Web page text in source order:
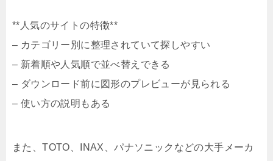
**人気のサイトの特徴**
– カテゴリー別に整理されていて探しやすい
– 新着順や人気順で並べ替えできる
– ダウンロード前に図形のプレビューが見られる
– 使い方の説明もある
また、TOTO、INAX、パナソニックなどの大手メーカ